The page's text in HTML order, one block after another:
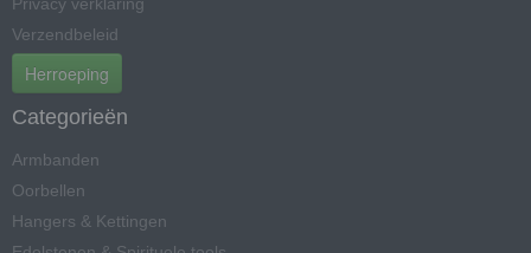
Verzendbeleid
Herroeping
Categorieën
Armbanden
Oorbellen
Hangers & Kettingen